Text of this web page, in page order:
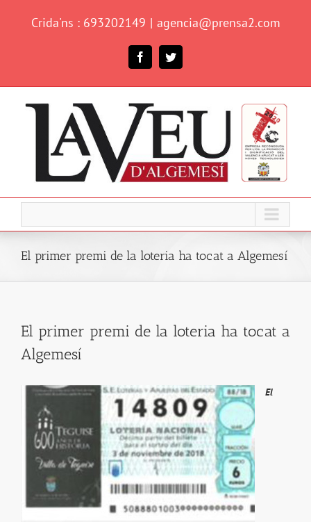
Crida'ns : 693202149 | agencia@prensa2.com
FacebookTwitter
El primer premi de la loteria ha tocat a Algemesí
El primer premi de la loteria ha tocat a
Algemesí
El